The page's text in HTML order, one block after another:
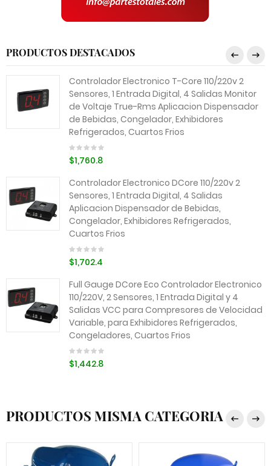
PRODUCTOS DESTACADOS
Controlador Electronico T-Core 110/220v 2
Sensores, 1 Entrada Digital, 4 Salidas Monitor
de Voltaje True-Rms Aplicacion Dispensador
de Bebidas, Congelador, Exhibidores
Refrigerados, Cuartos Frios
$1,760.8
Controlador Electronico DCore 110/220v 2
Sensores, 1 Entrada Digital, 4 Salidas
Aplicacion Dispensador de Bebidas,
Congelador, Exhibidores Refrigerados,
Cuartos Frios
$1,702.4
Full Gauge DCore Eco Controlador Electronico
110/220V, 2 Sensores, 1 Entrada Digital y 4
Salidas VCC para Compresores de Velocidad
Variable, para Exhibidores Refrigerados,
Congeladores, Cuartos Frios
$1,442.8
PRODUCTOS MISMA CATEGORIA